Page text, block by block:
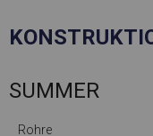
SUMMER
Rohre